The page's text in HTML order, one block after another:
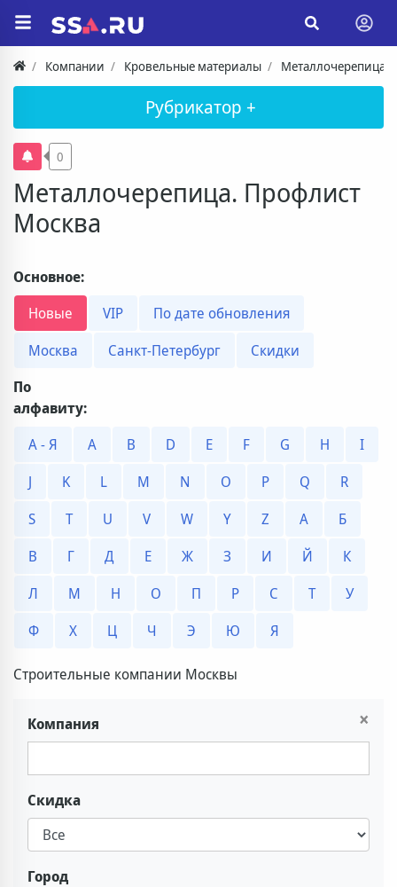
Компании Кровельные материалы Металлочерепица.
Рубрикатор +
Металлочерепица. Профлист
Москва
0
Основное:
Новые
VIP
По дате обновления
Москва
Санкт-Петербург
Скидки
По
алфавиту:
А - Я
A B D E F G H
I
J
K L M N O P Q
R
S
T U V W Y Z А
Б
В
Г Д Е Ж З И Й
К
Л
М Н О П Р С Т
У
Ф
Х Ц Ч Э Ю Я
Строительные компании Москвы
×
Компания
Скидка
Город